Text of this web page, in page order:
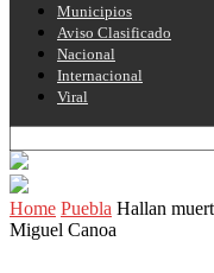
Municipios
Aviso Clasificado
Nacional
Internacional
Viral
Home Puebla Hallan
Miguel Canoa